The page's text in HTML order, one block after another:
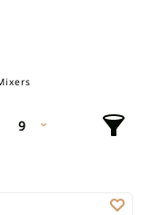
9
CHROME BIDET